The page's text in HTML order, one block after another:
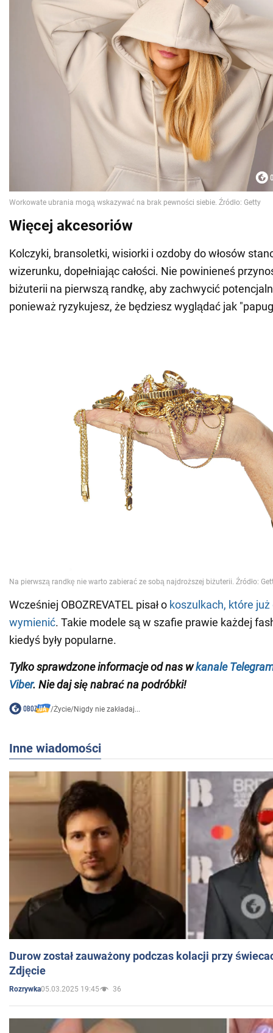
Więcej akcesoriów
Kolczyki, bransoletki, wisiorki i ozdoby do włosów
wizerunku, dopełniając całości. Nie powinieneś
biżuterii na pierwszą randkę, aby zachwycić
ponieważ ryzykujesz, że będziesz wyglądać jak
Wcześniej OBOZREVATEL pisał o koszulkach, które
wymienić. Takie modele są w szafie prawie każdej
kiedyś były popularne.
Tylko sprawdzone informacje od nas wkanale
Viber. Nie daj się nabrać na podróbki!
/Życie/Nigdy nie zakładaj...
Inne wiadomości
Durow został zauważony podczas kolacji przy
Zdjęcie
Rozrywka05.03.2025 19:45 36